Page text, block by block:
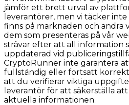
jämför ett brett urval av
leverantörer, men vi täcker
finns på marknaden och andra
dem som presenteras på vår
strävar efter att all information
uppdaterad vid
CryptoRunner inte garantera
fullständig eller fortsatt
att du verifierar viktiga
leverantör för att säkerställa
aktuella informationen.